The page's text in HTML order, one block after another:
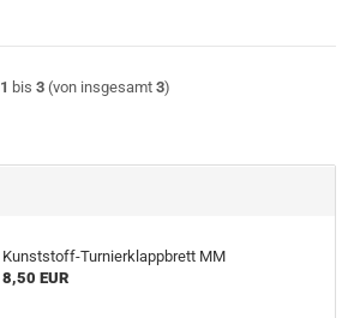
1 bis 3 (von insgesamt 3)
Kunststoff-Turnierklappbrett MM
8,50 EUR